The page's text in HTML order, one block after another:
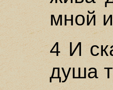
мной
4 И
душа